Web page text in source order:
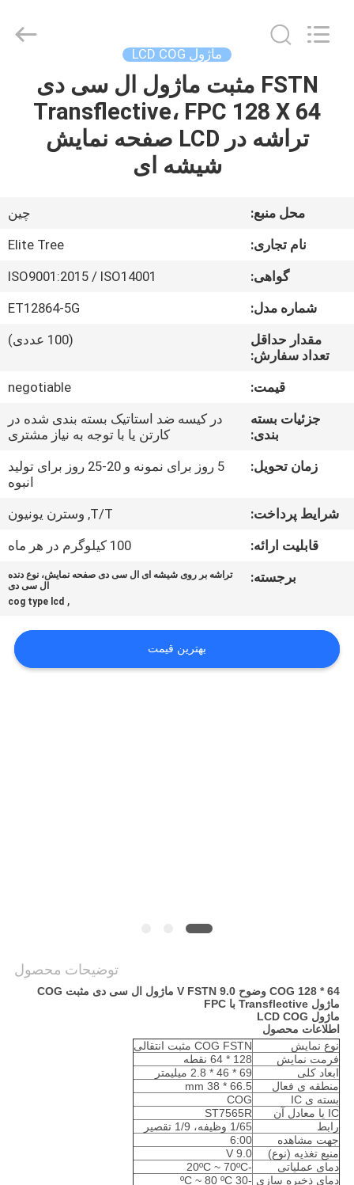
خانه
محصولات
دربارهی
کارخانه
تور
کنترل
درخواست
نقل قول
Technology.
ماژول LCD COG
FSTN مثبت ماژول ال سی دی
Transflective، FPC 128 X 64
تراشه در LCD صفحه نمایش
شیشه ای
محل منبع:
چین
نام تجاری:
Elite Tree
گواهی:
ISO9001:2015 / ISO14001
شماره مدل:
ET12864-5G
مقدار حداقل
تعداد سفارش:
(100 عددی)
قیمت:
negotiable
جزئیات بسته
بندی:
در کیسه ضد استاتیک بسته بندی شده در
کارتن یا با توجه به نیاز مشتری
زمان تحویل:
5 روز برای نمونه و 20-25 روز برای تولید
انبوه
شرایط پرداخت:
T/T, وسترن یونیون
قابلیت ارائه:
100 کیلوگرم در هر ماه
برجسته:
تراشه بر روی شیشه ای ال سی دی صفحه نمایش، نوع دنده
ال سی دی
,
cog type lcd
بهترین قیمت
توضیحات محصول
COG 128 * 64 وضوح 9.0 V FSTN ماژول ال سی دی مثبت COG
ماژول Transflective با FPC
ماژول LCD COG
اطلاعات محصول
نوع نمایش
COG FSTN مثبت انتقالی
فرمت نمایش
128 * 64 نقطه
ابعاد کلی
69 * 46 * 2.8 میلیمتر
منطقه ی فعال
66.5 * 38 mm
بسته ی IC
COG
IC یا معادل آن
ST7565R
رابط
1/65 وظیفه، 1/9 تقصیر
جهت مشاهده
6:00
منبع تغذیه (نوع)
9.0 V
دمای عملیاتی
-20ºC ~ 70ºC
دمای ذخیره سازی -30 ºC ~ 80 ºC